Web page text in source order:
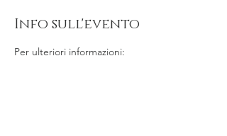
Info sull'evento
Per ulteriori informazioni: